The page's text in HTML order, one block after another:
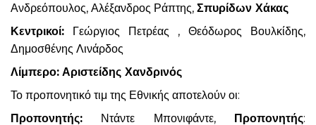
Ανδρεόπουλος, Αλέξανδρος Ράπτης, Σπυρίδων Χάκας
Κεντρικοί: Γεώργιος Πετρέας , Θεόδωρος Βουλκίδης,
Δημοσθένης Λινάρδος
Λίμπερο: Αριστείδης Χανδρινός
Το προπονητικό τιμ της Εθνικής αποτελούν οι:
Προπονητής: Ντάντε Μπονιφάντε, Προπονητής: